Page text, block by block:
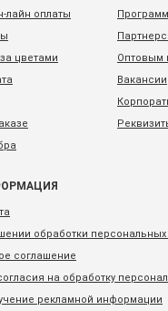
лайн оплаты
цветами
Оптовым
Вакансии
обработки
соглашение
на обработку
рекламной информации